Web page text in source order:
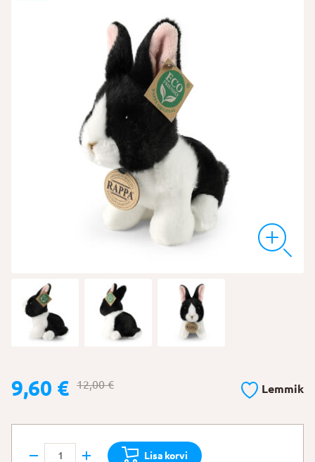
12,00€
Algne
hind
9,60 €
Praegune
hind
Lemmik
Rappa
Lisa korvi